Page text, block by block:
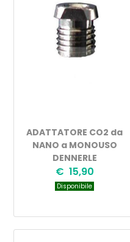
ADATTATORE CO2 da
NANO a MONOUSO
DENNERLE
€ 15,90
Disponibile